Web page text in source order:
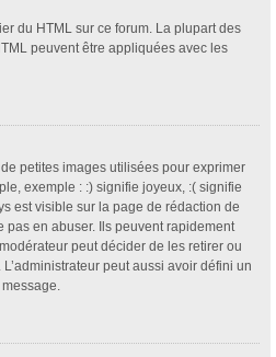
du HTML sur ce forum. La plupart des
peuvent être appliquées avec les
petites images utilisées pour exprimer
exemple : :) signifie joyeux, :( signifie
est visible sur la page de rédaction de
pas en abuser. Ils peuvent rapidement
peut décider de les retirer ou
peut aussi avoir défini un